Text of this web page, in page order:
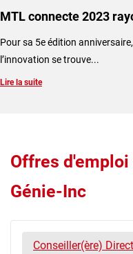
MTL connecte 2023
​Pour sa 5e édition
l’innovation se trouve...
Lire la suite
Offres
Génie-Inc
Conseiller(ère)